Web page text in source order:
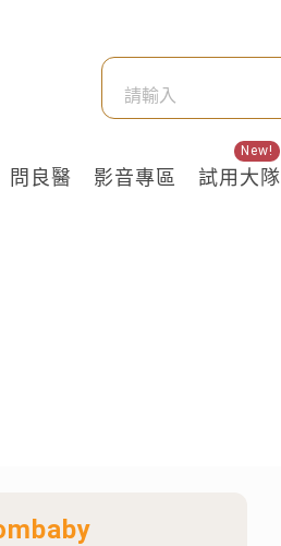
問良醫 影音專區 試用大隊
New!